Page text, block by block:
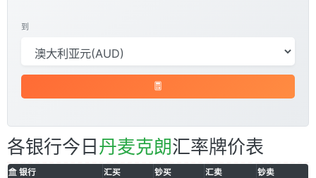
到
各银行今日 丹麦克朗汇率牌价表
银行 汇买 钞买 汇卖
钞卖